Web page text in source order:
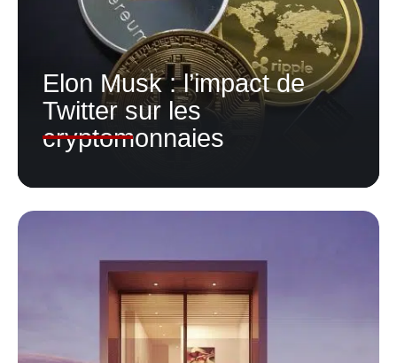
Elon Musk : l’impact de
Twitter sur les
cryptomonnaies